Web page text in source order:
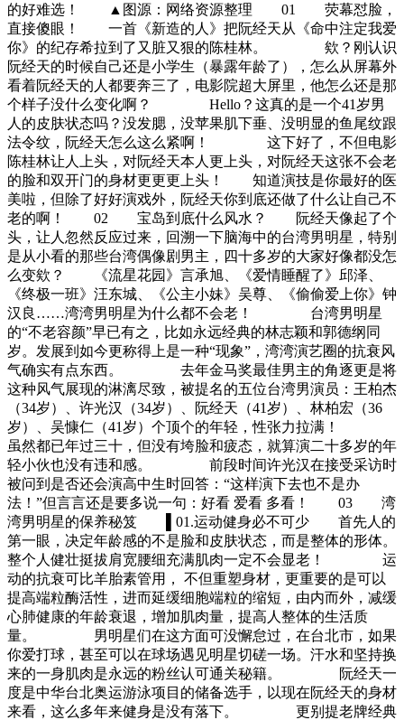
的好难选！ ▲图源：网络资源整理 01 荧幕怼脸，
直接傻眼！ 一首《新造的人》把阮经天从《命中注定我爱
你》的纪存希拉到了又脏又狠的陈桂林。 欸？刚认识
阮经天的时候自己还是小学生（暴露年龄了），怎么从屏幕外
看着阮经天的人都要奔三了，电影院超大屏里，他怎么还是那
个样子没什么变化啊？ Hello？这真的是一个41岁男
人的皮肤状态吗？没发腮，没苹果肌下垂、没明显的鱼尾纹跟
法令纹，阮经天怎么这么紧啊！ 这下好了，不但电影
陈桂林让人上头，对阮经天本人更上头，对阮经天这张不会老
的脸和双开门的身材更更更上头！ 知道演技是你最好的医
美啦，但除了好好演戏外，阮经天你到底还做了什么让自己不
老的啊！ 02‍ 宝岛到底什么风水？ 阮经天像起了个
头，让人忽然反应过来，回溯一下脑海中的台湾男明星，特别
是从小看的那些台湾偶像剧男主，四十多岁的大家好像都没怎
么变欸？ 《流星花园》言承旭、《爱情睡醒了》邱泽、
《终极一班》汪东城、《公主小妹》吴尊、《偷偷爱上你》钟
汉良……湾湾男明星为什么都不会老！ 台湾男明星
的“不老容颜”早已有之，比如永远经典的林志颖和郭德纲同
岁。发展到如今更称得上是一种“现象”，湾湾演艺圈的抗衰风
气确实有点东西。 去年金马奖最佳男主的角逐更是将
这种风气展现的淋漓尽致，被提名的五位台湾男演员：王柏杰
（34岁）、许光汉（34岁）、阮经天（41岁）、林柏宏（36
岁）、吴慷仁（41岁）个顶个的年轻，性张力拉满！
虽然都已年过三十，但没有垮脸和疲态，就算演二十多岁的年
轻小伙也没有违和感。 前段时间许光汉在接受采访时
被问到是否还会演高中生时回答：“这样演下去也不是办
法！”但言言还是要多说一句：好看 爱看 多看！ 03‍ 湾
湾男明星的保养秘笈 ▌01.运动健身必不可少 首先人的
第一眼，决定年龄感的不是脸和皮肤状态，而是整体的形体。
整个人健壮挺拔肩宽腰细充满肌肉一定不会显老！ 运
动的抗衰可比羊胎素管用， 不但重塑身材，更重要的是可以
提高端粒酶活性，进而延缓细胞端粒的缩短，由内而外，减缓
心肺健康的年龄衰退，增加肌肉量，提高人整体的生活质
量。 男明星们在这方面可没懈怠过，在台北市，如果
你爱打球，甚至可以在球场遇见明星切磋一场。汗水和坚持换
来的一身肌肉是永远的粉丝认可通关秘籍。 阮经天一
度是中华台北奥运游泳项目的储备选手，以现在阮经天的身材
来看，这么多年来健身是没有落下。 更别提老牌经典